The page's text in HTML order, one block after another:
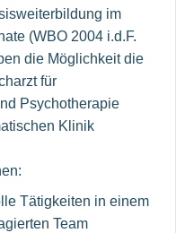
im
(WBO 2004 i.d.F.
die Möglichkeit die
für
Psychotherapie
Klinik
Tätigkeiten in einem
Team